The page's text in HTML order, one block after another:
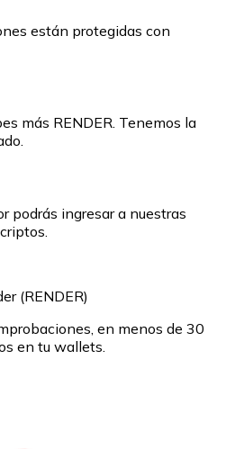
están protegidas con
más RENDER. Tenemos la
podrás ingresar a nuestras
(RENDER)
en menos de 30
en tu wallets.